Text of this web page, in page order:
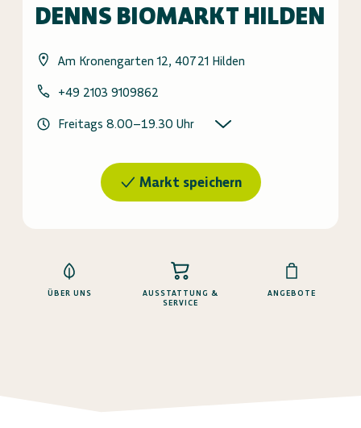
DENNS BIOMARKT HILDEN
Am Kronengarten 12, 40721 Hilden
+49 2103 9109862
Freitags 8.00–19.30 Uhr
Markt speichern
ÜBER UNS
AUSSTATTUNG &
SERVICE
ANGEBOTE